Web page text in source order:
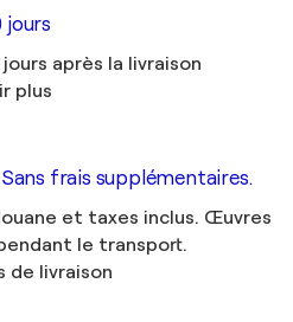
jours
après la livraison
plus
frais supplémentaires.
et taxes inclus. Œuvres
le transport.
de livraison